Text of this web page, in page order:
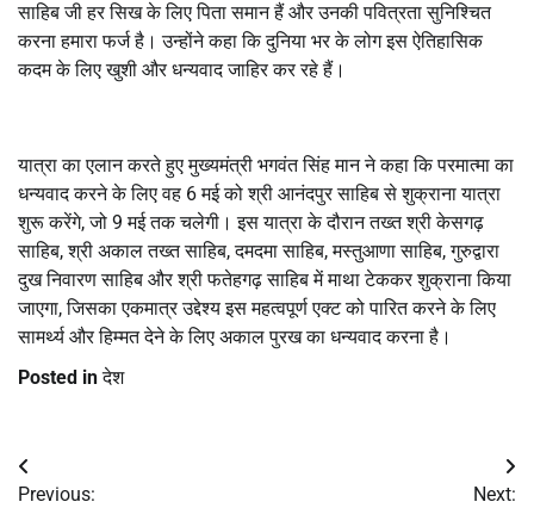
साहिब जी हर सिख के लिए पिता समान हैं और उनकी पवित्रता सुनिश्चित
करना हमारा फर्ज है। उन्होंने कहा कि दुनिया भर के लोग इस ऐतिहासिक
कदम के लिए खुशी और धन्यवाद जाहिर कर रहे हैं।
यात्रा का एलान करते हुए मुख्यमंत्री भगवंत सिंह मान ने कहा कि परमात्मा का
धन्यवाद करने के लिए वह 6 मई को श्री आनंदपुर साहिब से शुक्राना यात्रा
शुरू करेंगे, जो 9 मई तक चलेगी। इस यात्रा के दौरान तख्त श्री केसगढ़
साहिब, श्री अकाल तख्त साहिब, दमदमा साहिब, मस्तुआणा साहिब, गुरुद्वारा
दुख निवारण साहिब और श्री फतेहगढ़ साहिब में माथा टेककर शुक्राना किया
जाएगा, जिसका एकमात्र उद्देश्य इस महत्वपूर्ण एक्ट को पारित करने के लिए
सामर्थ्य और हिम्मत देने के लिए अकाल पुरख का धन्यवाद करना है।
Posted inदेश
Post
Previous: Next: